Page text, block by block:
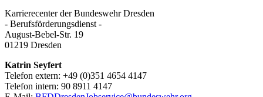
Karrierecenter der Bundeswehr Dresden
- Berufsförderungsdienst -
August-Bebel-Str. 19
01219 Dresden
Katrin Seyfert
Telefon extern: +49 (0)351 4654 4147
Telefon intern: 90 8911 4147